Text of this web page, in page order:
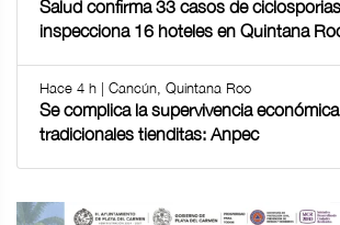
Salud confirma 33 casos de
inspecciona 16 hoteles en Quintana
Hace 4 h | Cancún, Quintana Roo
Se complica la supervivencia
tradicionales tienditas: Anpec